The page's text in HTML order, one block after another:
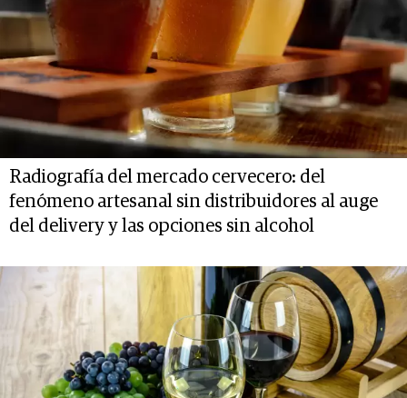
Radiografía del mercado cervecero: del
fenómeno artesanal sin distribuidores al auge
del delivery y las opciones sin alcohol